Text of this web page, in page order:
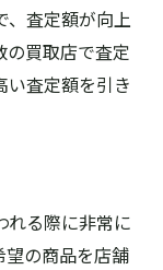
、査定額が向上
の買取店で査定
い査定額を引き
れる際に非常に
望の商品を店舗